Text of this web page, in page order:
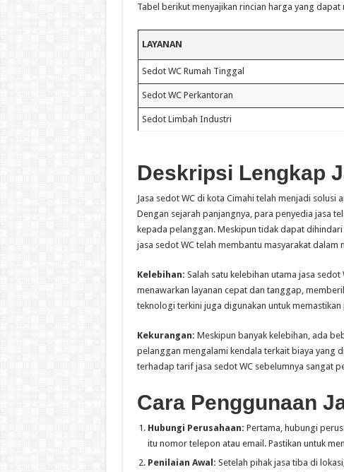
Tabel berikut menyajikan rincian harga yang
LAYANAN
Sedot WC Rumah Tinggal
Sedot WC Perkantoran
Sedot Limbah Industri
Deskripsi Lengkap
Jasa sedot WC di kota Cimahi telah menjadi
Dengan sejarah panjangnya, para penyedia jasa
kepada pelanggan. Meskipun tidak dapat
jasa sedot WC telah membantu masyarakat
Kelebihan: Salah satu kelebihan utama jasa
menawarkan layanan cepat dan tanggap,
teknologi terkini juga digunakan untuk
Kekurangan: Meskipun banyak kelebihan, ada
pelanggan mengalami kendala terkait biaya yang
terhadap tarif jasa sedot WC sebelumnya sangat
Cara Penggunaan
Hubungi Perusahaan: Pertama, hubungi
itu nomor telepon atau email. Pastikan untuk
Penilaian Awal: Setelah pihak jasa tiba di